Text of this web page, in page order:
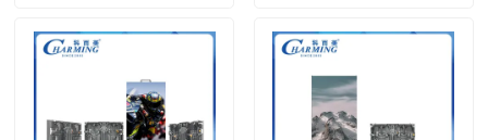
Producten
buitenevenementen